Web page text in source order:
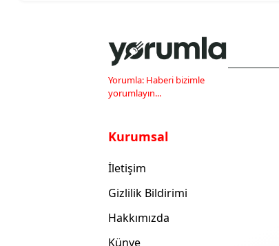
Yorumla: Haberi bizimle
yorumlayın...
Kurumsal
İletişim
Gizlilik Bildirimi
Hakkımızda
Künye